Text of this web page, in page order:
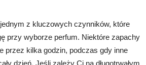
z kluczowych czynników, które
przy wyborze perfum. Niektóre zapachy
przez kilka godzin, podczas gdy inne
dzień. Jeśli zależy Ci na długotrwałym